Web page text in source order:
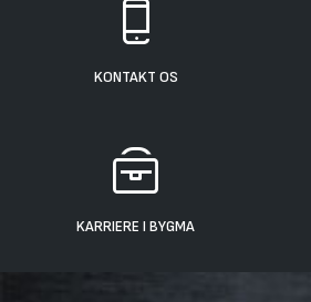
KONTAKT OS
KARRIERE I BYGMA